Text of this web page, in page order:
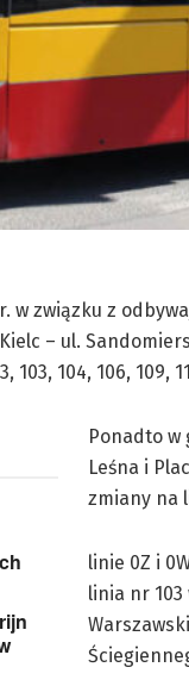
w związku z
– ul.
103, 104, 106,
Ponadto w
Leśna i
zmiany na
linie 0Z i
linia nr 103